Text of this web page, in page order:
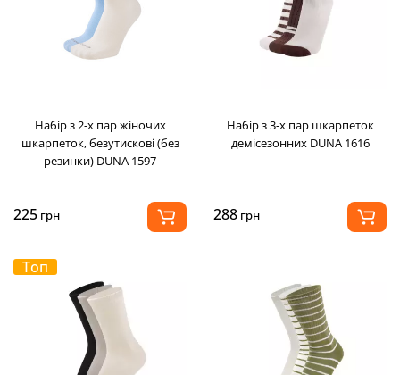
Набір з 2-х пар жіночих
шкарпеток, безутискові (без
резинки) DUNA 1597
225 грн
Набір з 3-х пар шкарпеток
демісезонних DUNA 1616
288 грн
Топ